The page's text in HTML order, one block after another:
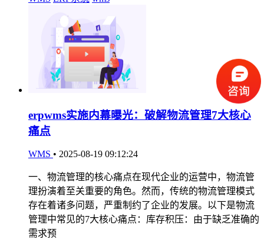
erpwms实施内幕曝光：破解物流管理7大核心
痛点
WMS • 2025-08-19 09:12:24
一、物流管理的核心痛点在现代企业的运营中，物流管
理扮演着至关重要的角色。然而，传统的物流管理模式
存在着诸多问题，严重制约了企业的发展。以下是物流
管理中常见的7大核心痛点：库存积压：由于缺乏准确的
需求预